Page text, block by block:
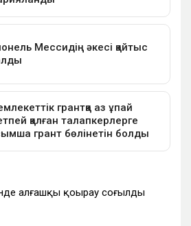
алғашқы қоңырау соғылды